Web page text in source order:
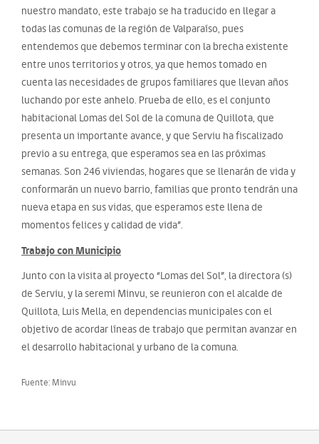
nuestro mandato, este trabajo se ha traducido en llegar a
todas las comunas de la región de Valparaíso, pues
entendemos que debemos terminar con la brecha existente
entre unos territorios y otros, ya que hemos tomado en
cuenta las necesidades de grupos familiares que llevan años
luchando por este anhelo. Prueba de ello, es el conjunto
habitacional Lomas del Sol de la comuna de Quillota, que
presenta un importante avance, y que Serviu ha fiscalizado
previo a su entrega, que esperamos sea en las próximas
semanas. Son 246 viviendas, hogares que se llenarán de vida y
conformarán un nuevo barrio, familias que pronto tendrán una
nueva etapa en sus vidas, que esperamos este llena de
momentos felices y calidad de vida”.
Trabajo con Municipio
Junto con la visita al proyecto “Lomas del Sol”, la directora (s)
de Serviu, y la seremi Minvu, se reunieron con el alcalde de
Quillota, Luis Mella, en dependencias municipales con el
objetivo de acordar líneas de trabajo que permitan avanzar en
el desarrollo habitacional y urbano de la comuna.
Fuente: Minvu